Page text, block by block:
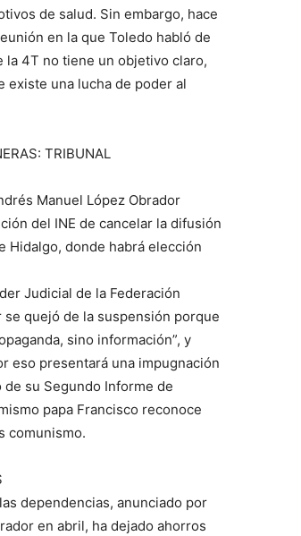
de salud. Sin embargo, hace
en la que Toledo habló de
la 4T no tiene un objetivo claro,
existe una lucha de poder al
TRIBUNAL
Manuel López Obrador
del INE de cancelar la difusión
Hidalgo, donde habrá elección
Judicial de la Federación
quejó de la suspensión porque
sino información”, y
eso presentará una impugnación
su Segundo Informe de
papa Francisco reconoce
comunismo.
dependencias, anunciado por
en abril, ha dejado ahorros